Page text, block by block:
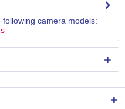
camera models: